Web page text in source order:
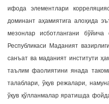
ифода элементлари
доминант аҳамиятига алоҳида
мезонлар исботлангани бўйича
Республикаси Маданият
санъат ва маданият институти
таълим фаолиятини янада
талаблари, ўқув режалари,
ўқув қўлланмалар яратишда